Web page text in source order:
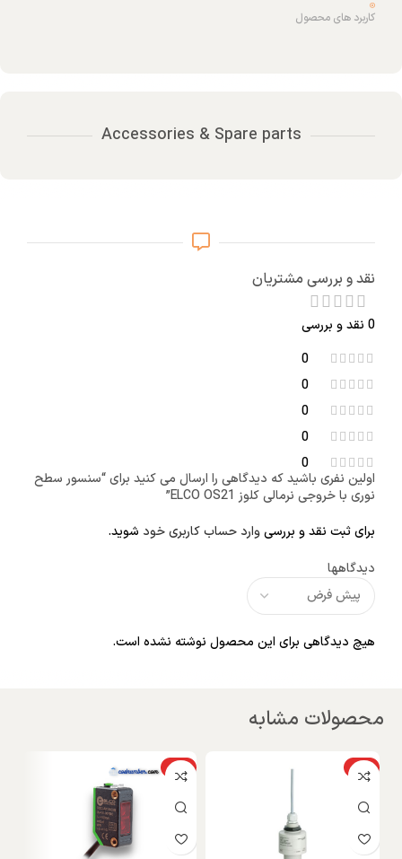
کاربرد های محصول
Accessories & Spare parts
نقد و بررسی مشتریان
0 نقد و بررسی
0
0
0
0
0
دیدگاهها
هیچ دیدگاهی برای این محصول نوشته نشده است.
اولین نفری باشید که دیدگاهی را ارسال می کنید برای “سنسور سطح
نوری با خروجی نرمالی کلوز ELCO OS21”
برای ثبت نقد و بررسیوارد حساب کاربری خود شوید.
محصولات مشابه
ویژه ویژه